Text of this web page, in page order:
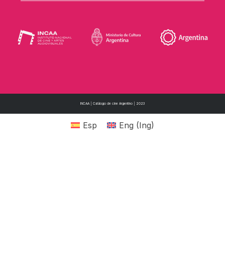
INCAA | Catálogo de cine Argentino | 2023
Esp Eng (Ing)